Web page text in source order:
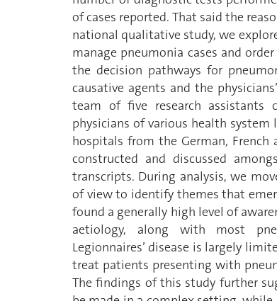
of cases reported. That said the
national qualitative study, we
manage pneumonia cases and
the decision pathways for
causative agents and the
team of five research assistants
physicians of various health
hospitals from the German,
constructed and discussed
transcripts. During analysis, we
of view to identify themes that
found a generally high level of
aetiology, along with most
Legionnaires’ disease is largely
treat patients presenting with
The findings of this study further